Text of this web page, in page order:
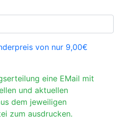
von nur 9,00€
eine EMail mit
und aktuellen
dem jeweiligen
zum ausdrucken.